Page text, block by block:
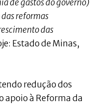
de gastos do governo)
reformas
das
Estado de Minas,
redução dos
apoio à Reforma da